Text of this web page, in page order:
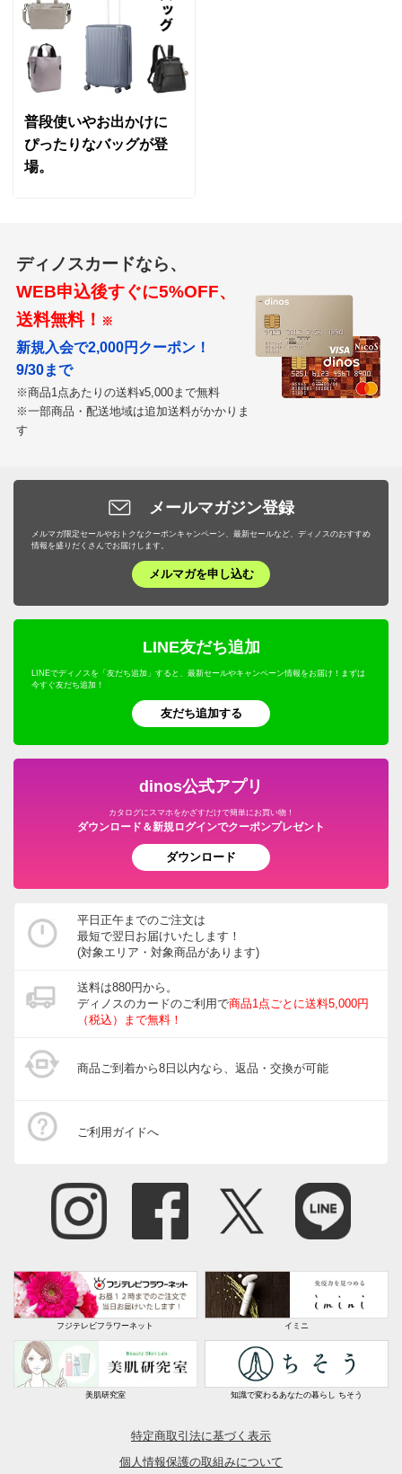
普段使いやお出かけに
ぴったりなバッグが登
場。
ディノスカードなら、
WEB申込後すぐに5%OFF、
送料無料！ ※
新規入会で2,000円クーポン！
9/30まで
※商品1点あたりの送料¥5,000まで無料
※一部商品・配送地域は追加送料がかかりま
す
メールマガジン登録
メルマガ限定セールやおトクなクーポンキャンペーン、最新セールなど、ディノスのおすすめ
情報を盛りだくさんでお届けします。
メルマガを申し込む
LINE友だち追加
LINEでディノスを「友だち追加」すると、最新セールやキャンペーン情報をお届け！まずは
今すぐ友だち追加！
友だち追加する
dinos公式アプリ
カタログにスマホをかざすだけで簡単にお買い物！
ダウンロード＆新規ログインでクーポンプレゼント
ダウンロード
平日正午までのご注文は
最短で翌日お届けいたします！
(対象エリア・対象商品があります)
送料は880円から。
ディノスのカードのご利用で商品1点ごとに送料5,000円
（税込）まで無料！
商品ご到着から8日以内なら、返品・交換が可能
ご利用ガイドへ
フジテレビフラワーネット イミニ
美肌研究室 知識で変わるあなたの暮らし ちそう
特定商取引法に基づく表示
個人情報保護の取組みについて